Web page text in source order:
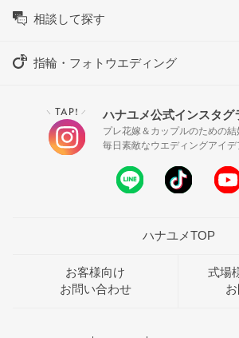
相談して探す
指輪・フォトウエディング
＼ TAP! ／ ハナユメ公式インスタグ
プレ花嫁＆カップルのための
毎日素敵なウエディングアイ
ハナユメTOP
お客様向け
お問い合わせ
式場